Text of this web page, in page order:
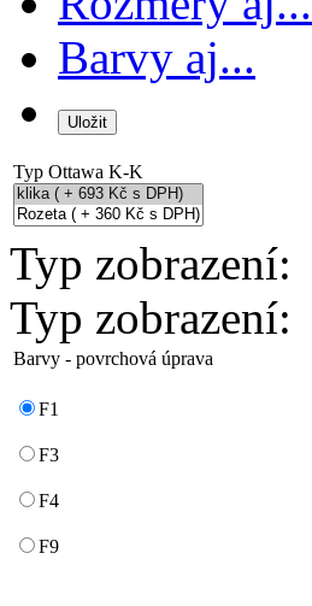
Barvy aj...
Typ Ottawa K-K
Typ zobrazení:
Typ zobrazení:
Barvy - povrchová úprava
F1
F3
F4
F9